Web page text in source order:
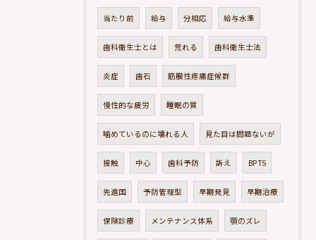
当たり前 給与 分相応 給与水準
歯科衛生士とは 荒れる 歯科衛生士法
炎症 歯石 筋膜性疼痛症候群
慢性的な疲労 睡眠の質
噛めているのに壊れる人 見た目は問題ないが
接触 中心 歯科予防 訴え BPTS
先進国 予防管理型 早期発見 早期治療
保険診療 メンテナンス体系 顎のズレ